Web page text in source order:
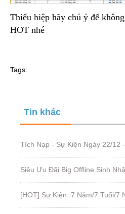
Thiếu hiệp hãy chú ý để
HOT nhé
Tags:
Tin khác
Tích Nạp - Sự Kiện Ngày 22/12
Siêu Ưu Đãi Big Offline Sinh